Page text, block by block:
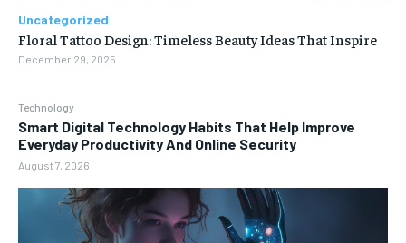
Technology
Smart Digital Technology Habits That Help Improve
Everyday Productivity And Online Security
August 7, 2026
Uncategorized
Floral Tattoo Design: Timeless Beauty Ideas That Inspire
December 29, 2025